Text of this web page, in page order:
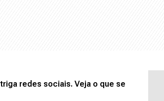
redes sociais. Veja o que se